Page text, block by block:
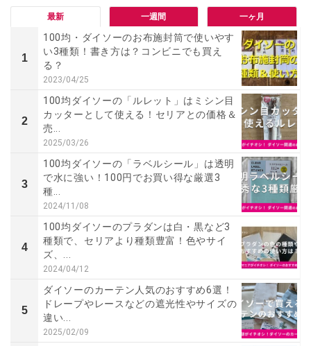
最新 一週間 一ヶ月
1
100均・ダイソーのお布施封筒で使いやす
い3種類！書き方は？コンビニでも買え
る？
2023/04/25
2
100均ダイソーの「ルレット」はミシン目
カッターとして使える！セリアとの価格＆
売...
2025/03/26
3
100均ダイソーの「ラベルシール」は透明
で水に強い！100円でお買い得な厳選3
種...
2024/11/08
4
100均ダイソーのプラダンは白・黒など3
種類で、セリアより種類豊富！色やサイ
ズ、...
2024/04/12
5
ダイソーのカーテン人気のおすすめ6選！
ドレープやレースなどの遮光性やサイズの
違い...
2025/02/09